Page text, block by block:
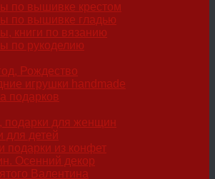
по вышивке крестом
по вышивке гладью
книги по вязанию
по рукоделию
Рождество
игрушки handmade
подарков
подарки для женщин
для детей
подарки из конфет
Осенний декор
Валентина